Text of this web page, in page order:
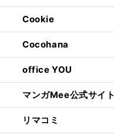
Cookie
Cocohana
office YOU
マンガMee公式サイト
リマコミ